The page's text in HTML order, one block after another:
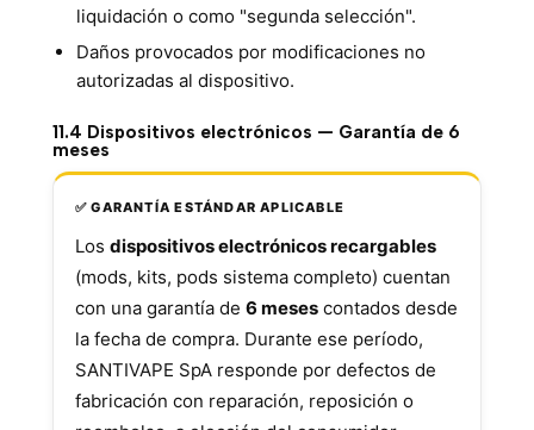
liquidación o como "segunda selección".
Daños provocados por modificaciones no
autorizadas al dispositivo.
11.4 Dispositivos electrónicos — Garantía de 6
meses
✅ GARANTÍA ESTÁNDAR APLICABLE
Los dispositivos electrónicos recargables
(mods, kits, pods sistema completo) cuentan
con una garantía de 6 meses contados desde
la fecha de compra. Durante ese período,
SANTIVAPE SpA responde por defectos de
fabricación con reparación, reposición o